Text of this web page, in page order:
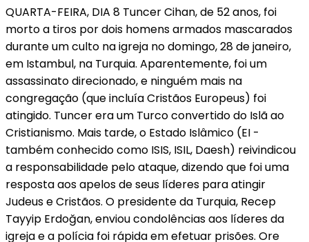
QUARTA-FEIRA, DIA 8 Tuncer Cihan, de 52 anos, foi
morto a tiros por dois homens armados mascarados
durante um culto na igreja no domingo, 28 de janeiro,
em Istambul, na Turquia. Aparentemente, foi um
assassinato direcionado, e ninguém mais na
congregação (que incluía Cristãos Europeus) foi
atingido. Tuncer era um Turco convertido do Islã ao
Cristianismo. Mais tarde, o Estado Islâmico (EI -
também conhecido como ISIS, ISIL, Daesh) reivindicou
a responsabilidade pelo ataque, dizendo que foi uma
resposta aos apelos de seus líderes para atingir
Judeus e Cristãos. O presidente da Turquia, Recep
Tayyip Erdoğan, enviou condolências aos líderes da
igreja e a polícia foi rápida em efetuar prisões. Ore